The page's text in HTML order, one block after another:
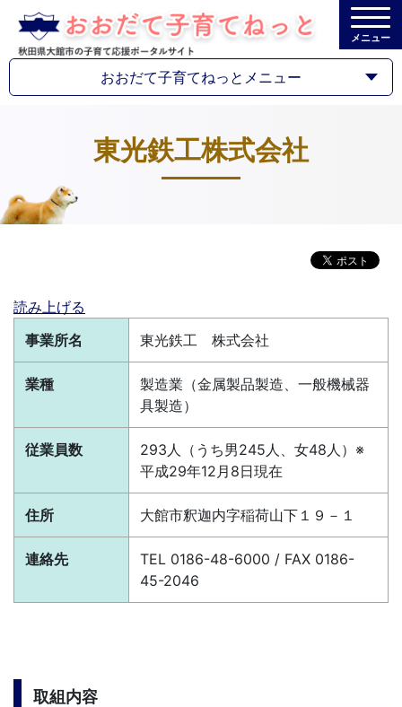
メニュー
おおだて子育てねっとメニュー
東光鉄工株式会社
読み上げる
事業所名
東光鉄工 株式会社
業種
製造業（金属製品製造、一般機械器
具製造）
従業員数 293人（うち男245人、女48人） ※
平成29年12月8日現在
住所 大館市釈迦内字稲荷山下１９－１
連絡先
TEL 0186-48-6000 / FAX 0186-
45-2046
取組内容